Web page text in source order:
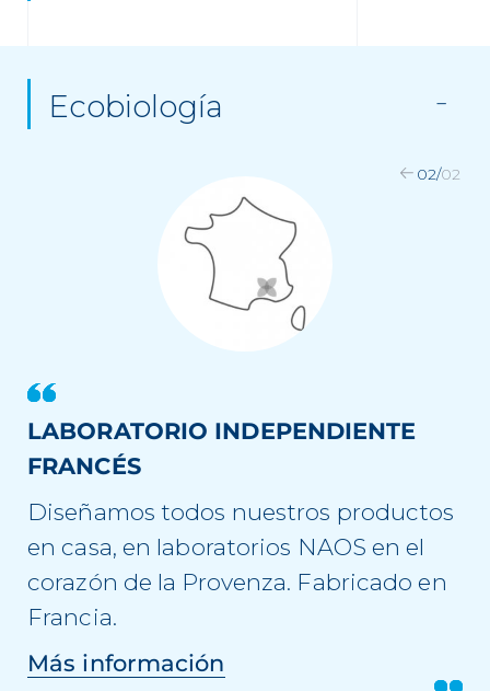
Ecobiología
LABORATORIO INDEPENDIENTE
FRANCÉS
Diseñamos todos nuestros productos
en casa, en laboratorios NAOS en el
corazón de la Provenza. Fabricado en
Francia.
Más información
02/02